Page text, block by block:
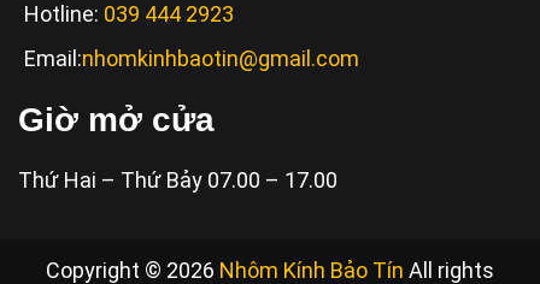
Hotline: 039 444 2923
Email:nhomkinhbaotin@gmail.com
Giờ mở cửa
Thứ Hai – Thứ Bảy 07.00 – 17.00
Copyright © 2026 Nhôm Kính Bảo Tín All rights